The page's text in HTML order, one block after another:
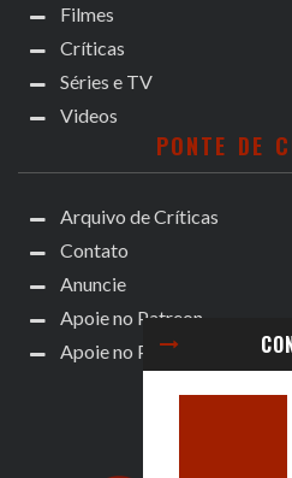
Filmes
Críticas
Séries e TV
Videos
PONTE DE
Arquivo de Críticas
Contato
Anuncie
Apoie no Patreon
Apoie no Padrim!